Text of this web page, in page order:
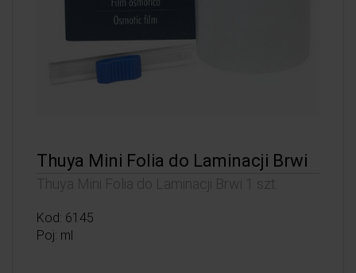
Thuya Mini Folia do Laminacji Brwi
Thuya Mini Folia do Laminacji Brwi 1 szt.
Kod: 6145
Poj: ml